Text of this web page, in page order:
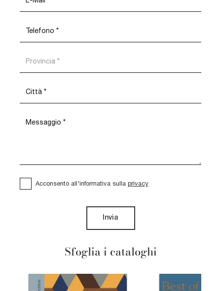
Sfoglia i cataloghi
Acconsento all'informativa sulla privacy
Invia